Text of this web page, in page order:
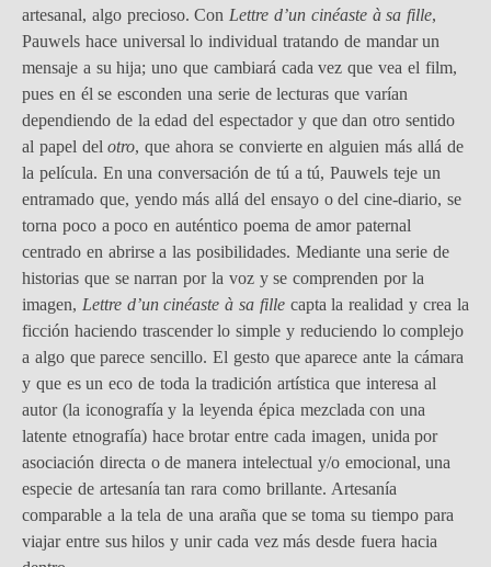
artesanal, algo precioso. Con Lettre d’un cinéaste à sa fille,
Pauwels hace universal lo individual tratando de mandar un
mensaje a su hija; uno que cambiará cada vez que vea el film,
pues en él se esconden una serie de lecturas que varían
dependiendo de la edad del espectador y que dan otro sentido
al papel delotro, que ahora se convierte en alguien más allá de
la película. En una conversación de tú a tú, Pauwels teje un
entramado que, yendo más allá del ensayo o del cine-diario, se
torna poco a poco en auténtico poema de amor paternal
centrado en abrirse a las posibilidades. Mediante una serie de
historias que se narran por la voz y se comprenden por la
imagen, Lettre d’un cinéaste à sa fillecapta la realidad y crea la
ficción haciendo trascender lo simple y reduciendo lo complejo
a algo que parece sencillo. El gesto que aparece ante la cámara
y que es un eco de toda la tradición artística que interesa al
autor (la iconografía y la leyenda épica mezclada con una
latente etnografía) hace brotar entre cada imagen, unida por
asociación directa o de manera intelectual y/o emocional, una
especie de artesanía tan rara como brillante. Artesanía
comparable a la tela de una araña que se toma su tiempo para
viajar entre sus hilos y unir cada vez más desde fuera hacia